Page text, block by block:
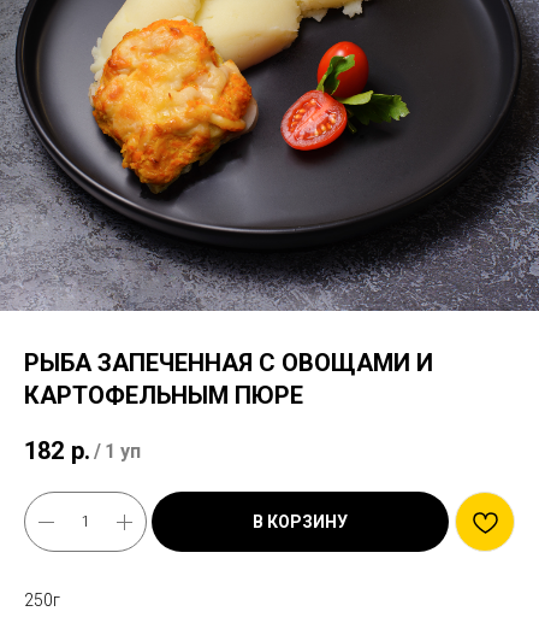
РЫБА ЗАПЕЧЕННАЯ С ОВОЩАМИ И
КАРТОФЕЛЬНЫМ ПЮРЕ
182 р. / 1 уп
В КОРЗИНУ
250г